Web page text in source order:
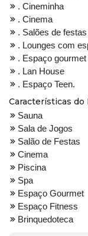
. Cineminha
. Cinema
. Salões de
. Lounges com
. Espaço gourmet
. Lan House
. Espaço Teen.
Características
Sauna
Sala de Jogos
Salão de Festas
Cinema
Piscina
Spa
Espaço Gourmet
Espaço Fitness
Brinquedoteca